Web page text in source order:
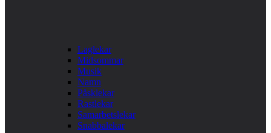
Laglekar
Midsommar
Musik
Namn
Påsklekar
Rastlekar
Samarbetslekar
Snabbalekar